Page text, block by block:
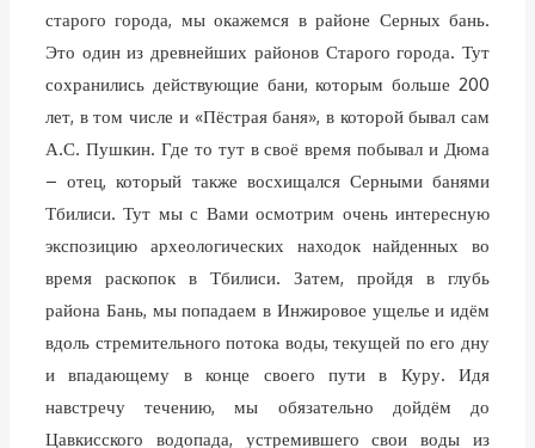
старого города, мы окажемся в районе Серных бань.
Это один из древнейших районов Старого города. Тут
сохранились действующие бани, которым больше 200
лет, в том числе и «Пёстрая баня», в которой бывал сам
А.С. Пушкин. Где то тут в своё время побывал и Дюма
– отец, который также восхищался Серными банями
Тбилиси. Тут мы с Вами осмотрим очень интересную
экспозицию археологических находок найденных во
время раскопок в Тбилиси. Затем, пройдя в глубь
района Бань, мы попадаем в Инжировое ущелье и идём
вдоль стремительного потока воды, текущей по его дну
и впадающему в конце своего пути в Куру. Идя
навстречу течению, мы обязательно дойдём до
Цавкисского водопада, устремившего свои воды из